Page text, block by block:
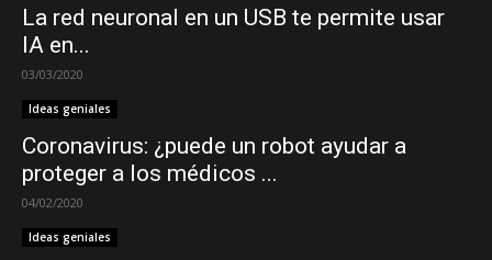
La red neuronal en un USB te permite usar
IA en...
03/03/2020
Ideas geniales
Coronavirus: ¿puede un robot ayudar a
proteger a los médicos ...
04/02/2020
Ideas geniales